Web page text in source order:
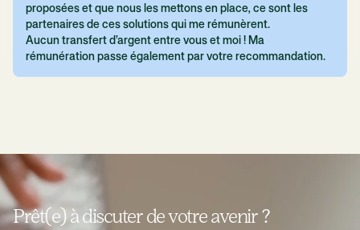
proposées et que nous les mettons en place, ce sont les
partenaires de ces solutions qui me rémunèrent.
Aucun transfert d’argent entre vous et moi ! Ma
rémunération passe également par votre recommandation.
Prêt(e) à discuter de votre avenir ?